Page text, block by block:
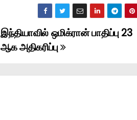
இந்தியாவில் ஒமிக்ரான் பாதிப்பு 23
ஆக அதிகரிப்பு